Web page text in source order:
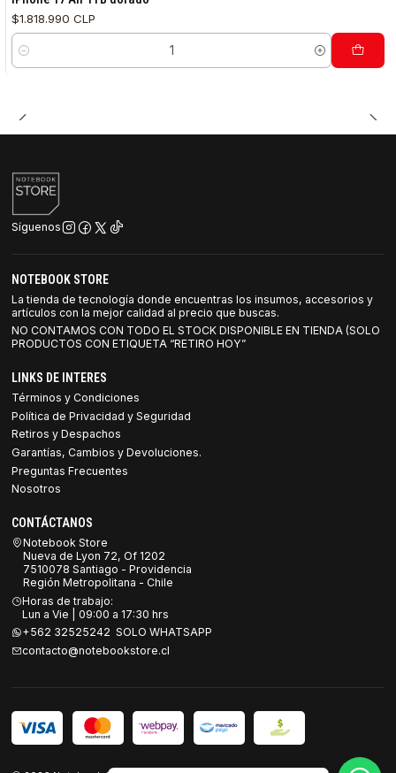
$1.818.990 CLP
Cantidad
Síguenos
NOTEBOOK STORE
La tienda de tecnología donde encuentras los insumos, accesorios y
artículos con la mejor calidad al precio que buscas.
NO CONTAMOS CON TODO EL STOCK DISPONIBLE EN TIENDA (SOLO
PRODUCTOS CON ETIQUETA “RETIRO HOY”
LINKS DE INTERES
Términos y Condiciones
Política de Privacidad y Seguridad
Retiros y Despachos
Garantías, Cambios y Devoluciones.
Preguntas Frecuentes
Nosotros
CONTÁCTANOS
Notebook Store
Nueva de Lyon 72, Of 1202
7510078 Santiago - Providencia
Región Metropolitana - Chile
Horas de trabajo:
Lun a Vie | 09:00 a 17:30 hrs
+562 32525242 SOLO WHATSAPP
contacto@notebookstore.cl